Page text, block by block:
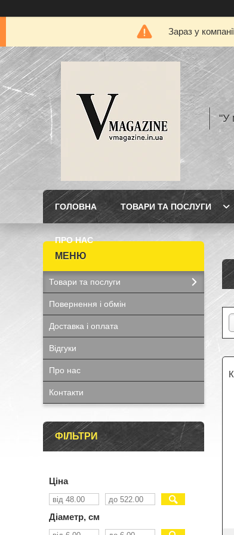
Зараз у
"У
ГОЛОВНА ТОВАРИ ТА ПОСЛУГИ
ПРО НАС
Товари та послуги
Повернення і обмін
Доставка і оплата
Відгуки
Про нас
Контакти
ФІЛЬТРИ
Ціна
Діаметр, см